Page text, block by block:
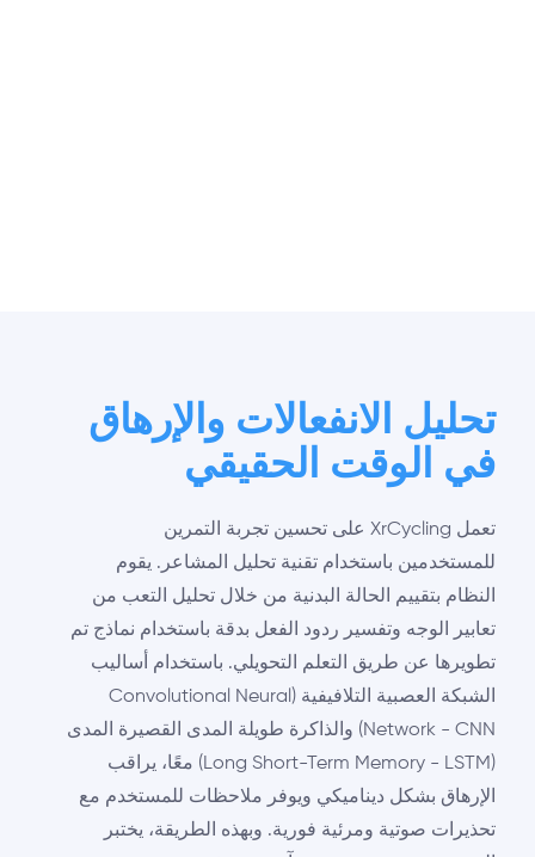
تحليل الانفعالات والإرهاق
في الوقت الحقيقي
تعمل XrCycling على تحسين تجربة التمرين
للمستخدمين باستخدام تقنية تحليل المشاعر. يقوم
النظام بتقييم الحالة البدنية من خلال تحليل التعب من
تعابير الوجه وتفسير ردود الفعل بدقة باستخدام نماذج تم
تطويرها عن طريق التعلم التحويلي. باستخدام أساليب
الشبكة العصبية التلافيفية (Convolutional Neural
Network - CNN) والذاكرة طويلة المدى القصيرة المدى
(Long Short-Term Memory - LSTM) معًا، يراقب
الإرهاق بشكل ديناميكي ويوفر ملاحظات للمستخدم مع
تحذيرات صوتية ومرئية فورية. وبهذه الطريقة، يختبر